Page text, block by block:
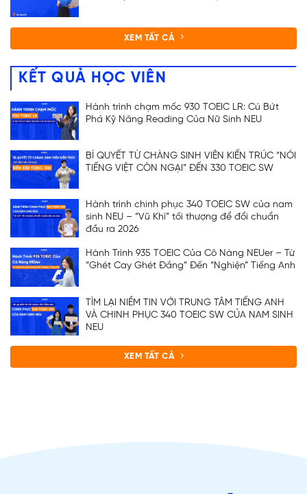
XEM TẤT CẢ
KẾT QUẢ HỌC VIÊN
Hành trình chạm mốc 930 TOEIC LR: Cú Bứt
Phá Kỹ Năng Reading Của Nữ Sinh NEU
BÍ QUYẾT TỪ CHÀNG SINH VIÊN KIẾN TRÚC “NÓI
TIẾNG VIỆT CÒN NGẠI” ĐẾN 330 TOEIC SW
Hành trình chinh phục 340 TOEIC SW của nam
sinh NEU – “Vũ Khí” tối thượng để đổi chuẩn
đầu ra 2026
Hành Trình 935 TOEIC Của Cô Nàng NEUer – Từ
“Ghét Cay Ghét Đắng” Đến “Nghiện” Tiếng Anh
TÌM LẠI NIỀM TIN VỚI TRUNG TÂM TIẾNG ANH
VÀ CHINH PHỤC 340 TOEIC SW CỦA NAM SINH
NEU
XEM TẤT CẢ